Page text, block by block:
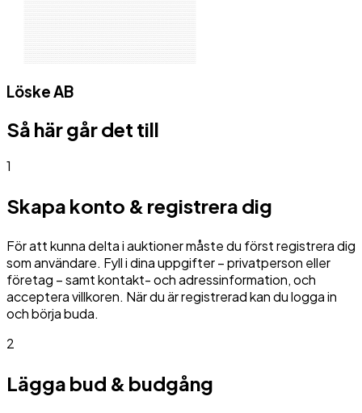
Löske AB
Så här går det till
1
Skapa konto & registrera dig
För att kunna delta i auktioner måste du först registrera dig
som användare. Fyll i dina uppgifter – privatperson eller
företag – samt kontakt- och adressinformation, och
acceptera villkoren. När du är registrerad kan du logga in
och börja buda.
2
Lägga bud & budgång